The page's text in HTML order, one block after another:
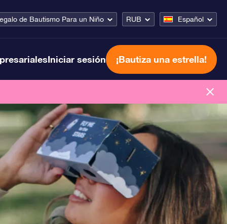
de Bautismo Para un Niño RUB Español
Iniciar sesión ¡Bautiza una estrella!